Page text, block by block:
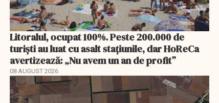
Litoralul, ocupat 100%. Peste 200.000 de
turiști au luat cu asalt stațiunile, dar HoReCa
avertizează: „Nu avem un an de profit”
08 AUGUST 2026